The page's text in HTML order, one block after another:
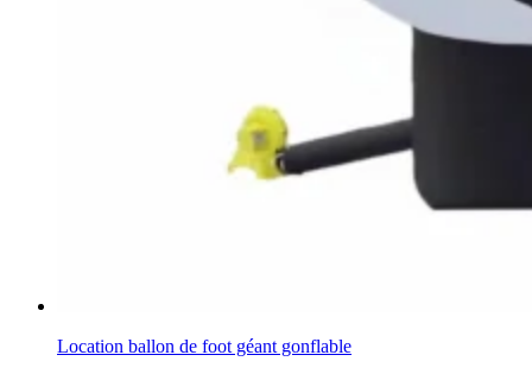
Location ballon de foot géant gonflable